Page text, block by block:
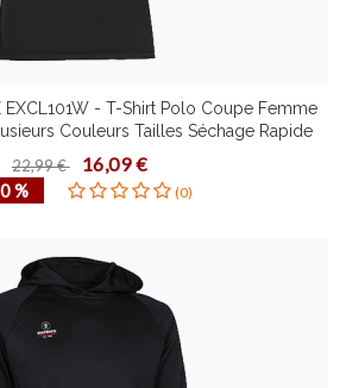
EXCL101W - T-Shirt Polo Coupe Femme
Couleurs Tailles Séchage Rapide
Design Contemporain
22,99 € 16,09 €
% (0)